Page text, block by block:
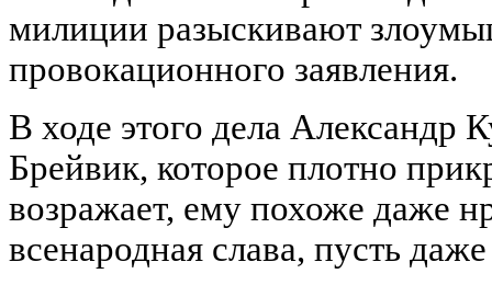
милиции разыскивают
провокационного заявления.
В ходе этого дела Александр
Брейвик, которое плотно
возражает, ему похоже даже
всенародная слава, пусть